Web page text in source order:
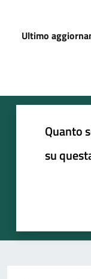
Ultimo
Quanto
su